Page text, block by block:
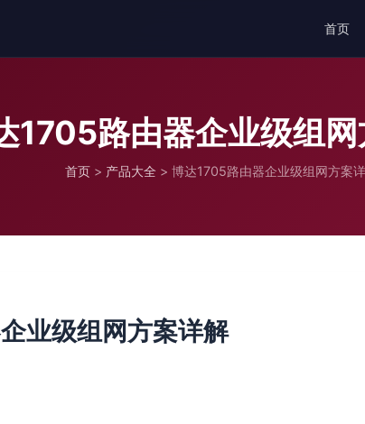
首页
1705路由器企业级组
首页 > 产品大全 > 博达1705路由器企业级组网方案
业级组网方案详解